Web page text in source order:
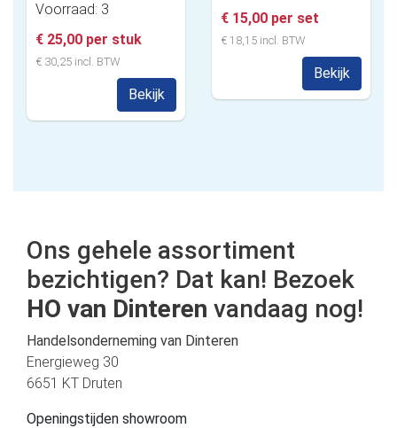
Voorraad: 3
€ 25,00 per stuk
€ 30,25 incl. BTW
Bekijk
€ 15,00 per set
€ 18,15 incl. BTW
Bekijk
Ons gehele assortiment
bezichtigen? Dat kan! Bezoek
HO van Dinteren vandaag nog!
Handelsonderneming van Dinteren
Energieweg 30
6651 KT Druten
Openingstijden showroom